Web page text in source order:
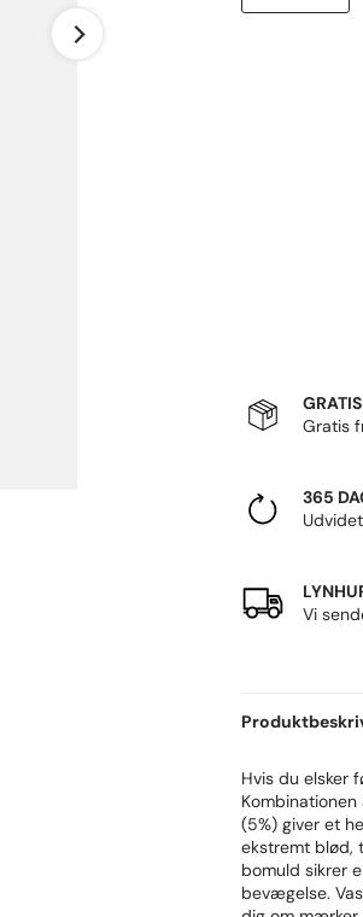
Gratis
365
Vi
Hvis du elsker
(5%) giver et
ekstremt blød,
bomuld sikrer
bevægelse.